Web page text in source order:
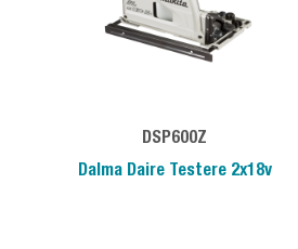
DSP600Z
Dalma Daire Testere 2x18v